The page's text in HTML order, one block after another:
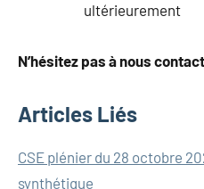
ultérieurement
N’hésitez pas à nous
Articles Liés
CSE plénier du 28 octobre
synthétique
Navigation